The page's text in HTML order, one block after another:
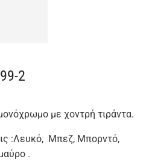
2
με χοντρή τιράντα.
:Λευκό, Μπεζ, Μπορντό,
.